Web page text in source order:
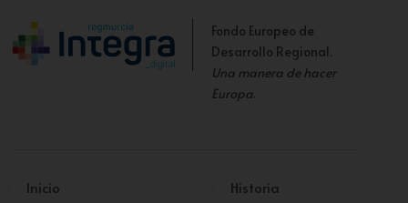
Fondo Europeo de
Desarrollo Regional.
Una manera de hacer
Europa.
Inicio
Historia